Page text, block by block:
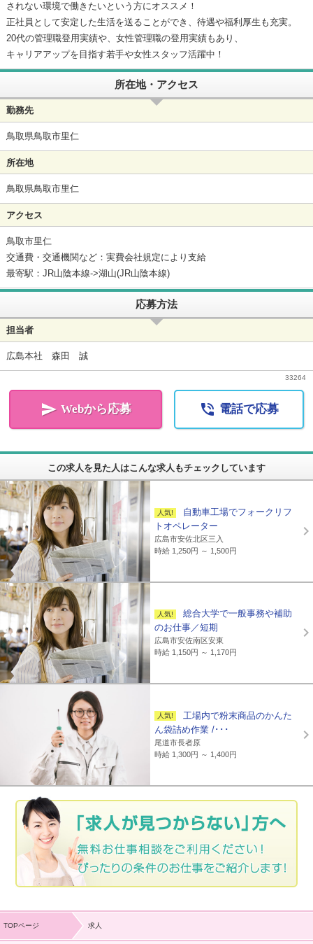
されない環境で働きたいという方にオススメ！
正社員として安定した生活を送ることができ、待遇や福利厚生も充実。
20代の管理職登用実績や、女性管理職の登用実績もあり、
キャリアアップを目指す若手や女性スタッフ活躍中！
所在地・アクセス
勤務先
鳥取県鳥取市里仁
所在地
鳥取県鳥取市里仁
アクセス
鳥取市里仁
交通費・交通機関など：実費会社規定により支給
最寄駅：JR山陰本線->湖山(JR山陰本線)
応募方法
担当者
広島本社 森田 誠
33264
 Webから応募  電話で応募
この求人を見た人はこんな求人もチェックしています
自動車工場でフォークリフ
トオペレーター
広島市安佐北区三入
時給 1,250円 ～ 1,500円
総合大学で一般事務や補助
のお仕事／短期
広島市安佐南区安東
時給 1,150円 ～ 1,170円
工場内で粉末商品のかんた
ん袋詰め作業 /･･･
尾道市長者原
時給 1,300円 ～ 1,400円
TOPページ 求人